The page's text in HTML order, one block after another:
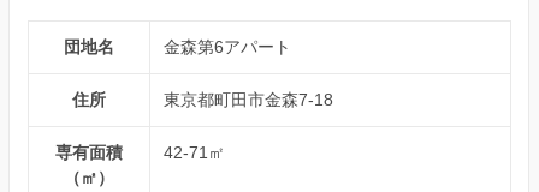
団地名 金森第6アパート
住所 東京都町田市金森7-18
専有面積
（㎡）
42-71㎡